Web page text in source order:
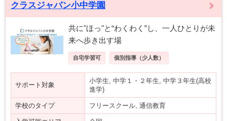
クラスジャパン小中学園
共に"ほっ"と“わくわく”し、一人ひとりが未
来へ歩き出す場
自宅学習可 個別指導（少人数）
サポート対象
小学生, 中学１・２年生, 中学３年生(高校
進学)
学校のタイプ フリースクール, 通信教育